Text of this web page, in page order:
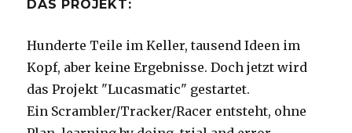
DAS PROJEKT:
Hunderte Teile im Keller, tausend Ideen im
Kopf, aber keine Ergebnisse. Doch jetzt wird
das Projekt "Lucasmatic" gestartet.
Ein Scrambler/Tracker/Racer entsteht, ohne